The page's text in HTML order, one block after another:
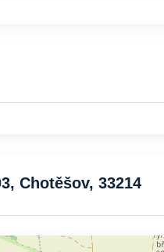
Chotěšov, 33214